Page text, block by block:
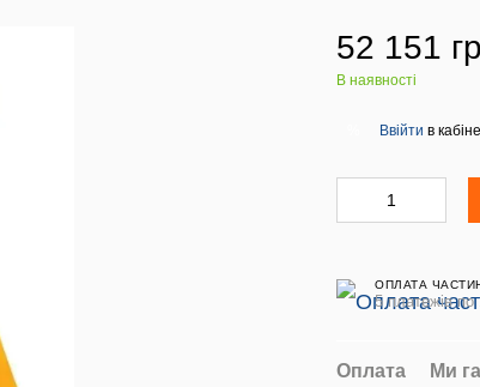
52 151
В наявності
Ввійти в
ОПЛАТА
5 платежів по
Оплата Ми